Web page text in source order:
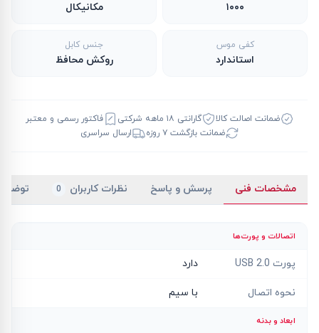
۱۰۰۰ مکانیکال
کفی موس
استاندارد
جنس کابل
روکش محافظ
ضمانت اصالت کالا گارانتی ۱۸ ماهه شرکتی
فاکتور رسمی و معتبر
ضمانت بازگشت ۷ روزه
ارسال سراسری
مشخصات فنی پرسش و پاسخ نظرات کاربران 0
اتصالات و پورت‌ها
پورت USB 2.0 دارد
نحوه اتصال با سیم
ابعاد و بدنه